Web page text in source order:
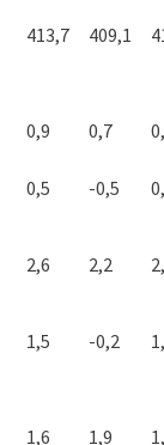
413,7 409,1
0,9 0,7
0,5 -0,5
2,6 2,2
1,5 -0,2
1,6 1,9